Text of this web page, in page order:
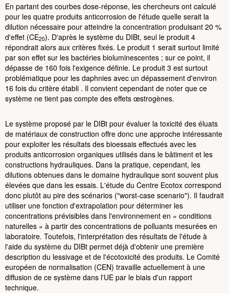
En partant des courbes dose-réponse, les chercheurs ont calculé
pour les quatre produits anticorrosion de l'étude quelle serait la
dilution nécessaire pour atteindre la concentration produisant 20 %
d'effet (CE20). D'après le système du DIBt, seul le produit 4
répondrait alors aux critères fixés. Le produit 1 serait surtout limité
par son effet sur les bactéries bioluminescentes ; sur ce point, il
dépasse de 160 fois l'exigence définie. Le produit 3 est surtout
problématique pour les daphnies avec un dépassement d'environ
16 fois du critère établi . Il convient cependant de noter que ce
système ne tient pas compte des effets œstrogènes.
Le système proposé par le DIBt pour évaluer la toxicité des éluats
de matériaux de construction offre donc une approche intéressante
pour exploiter les résultats des bioessais effectués avec les
produits anticorrosion organiques utilisés dans le bâtiment et les
constructions hydrauliques. Dans la pratique, cependant, les
dilutions obtenues dans le domaine hydraulique sont souvent plus
élevées que dans les essais. L'étude du Centre Ecotox correspond
donc plutôt au pire des scénarios ("worst-case scenario"). Il faudrait
utiliser une fonction d'extrapolation pour déterminer les
concentrations prévisibles dans l'environnement en « conditions
naturelles » à partir des concentrations de polluants mesurées en
laboratoire. Toutefois, l'interprétation des résultats de l'étude à
l'aide du système du DIBt permet déjà d'obtenir une première
description du lessivage et de l'écotoxicité des produits. Le Comité
européen de normalisation (CEN) travaille actuellement à une
diffusion de ce système dans l'UE par le biais d'un rapport
technique.